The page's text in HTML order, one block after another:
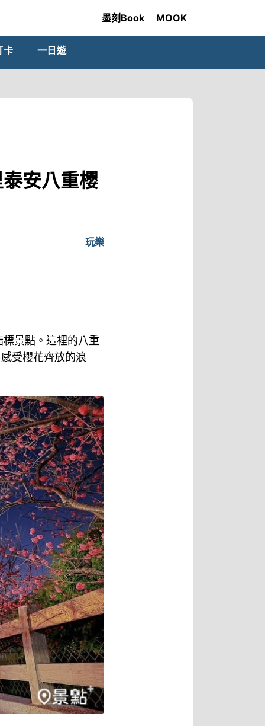
墨刻Book MOOK
卡 一日遊
安八重櫻
玩樂
景點。這裡的八重
受櫻花齊放的浪